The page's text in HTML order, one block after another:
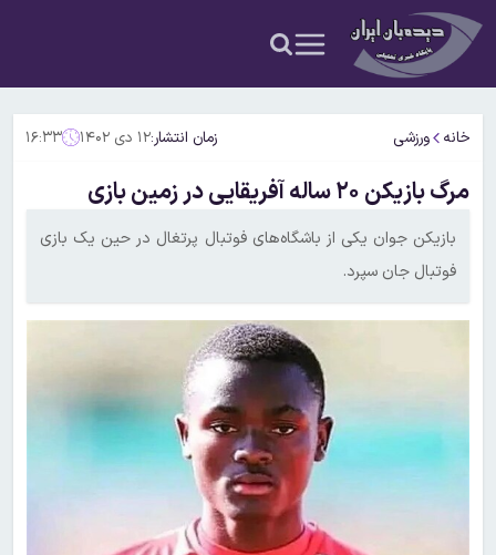
خانه ورزشی زمان انتشار:۱۲ دی ۱۴۰۲ ۱۶:۳۳
مرگ بازیکن ۲۰ ساله آفریقایی در زمین بازی
بازیکن جوان یکی از باشگاه‌های فوتبال پرتغال در حین یک بازی
فوتبال جان سپرد.